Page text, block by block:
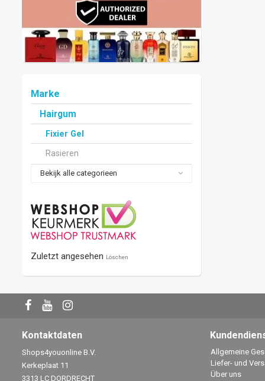
Marke
Hairgum
Fixier Gel
Rasieren
Bekijk alle categorieen
Zuletzt angesehen Löschen
Kontaktdaten
Shops4youonline B.V.
Kerkeplaat 11
3313 LC DORDRECHT
Allgemeine
Liefer- und
Über uns